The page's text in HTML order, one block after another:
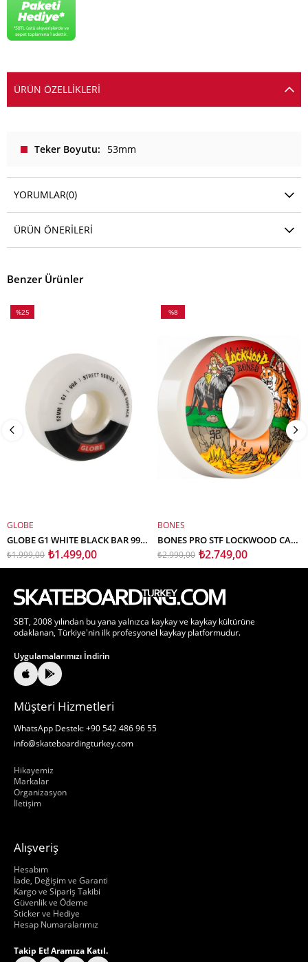
ÜRÜN ÖZELLIKLERI
Teker Boyutu 53mm
YORUMLAR(0)
ÜRÜN ÖNERILERI
Benzer Ürünler
SEPETE EKLE
%25
GLOBE
GLOBE G1 WHITE BLACK BAR 99A 52MM KAYKAY TEKERLEK SETİ
₺1.499,00
₺1.999,00
SEPETE EKLE
%8
BONES
BONES PRO STF LOCKWOOD CAT FIGHT KAYKAY TEKERLEK SETİ 52MM V3 SLIMS 103A
₺2.749,00
₺2.990,00
SBT, 2008 yılından bu yana yalnızca kaykay ve kaykay kültürüne
odaklanan, Türkiye'nin ilk profesyonel kaykay platformudur.
Uygulamalarımızı İndirin
Müşteri Hizmetleri
WhatsApp Destek: +90 542 486 96 55
info@skateboardingturkey.com
Hikayemiz
Markalar
Organizasyon
İletişim
Alışveriş
Hesabım
İade, Değişim ve Garanti
Kargo ve Sipariş Takibi
Güvenlik ve Ödeme
Sticker ve Hediye
Hesap Numaralarımız
Takip Et! Aramıza Katıl.